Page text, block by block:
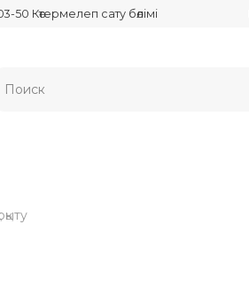
50 Көтермелеп сату бөлімі